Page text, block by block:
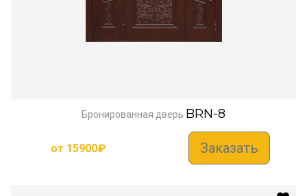
Бронированная дверь BRN-8
от 15900₽ Заказать